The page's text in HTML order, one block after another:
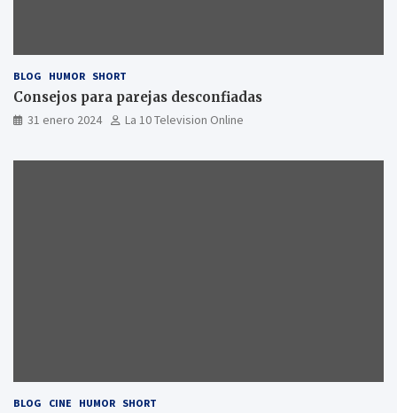
BLOG HUMOR SHORT
Consejos para parejas desconfiadas
31 enero 2024 La 10 Television Online
BLOG CINE HUMOR SHORT